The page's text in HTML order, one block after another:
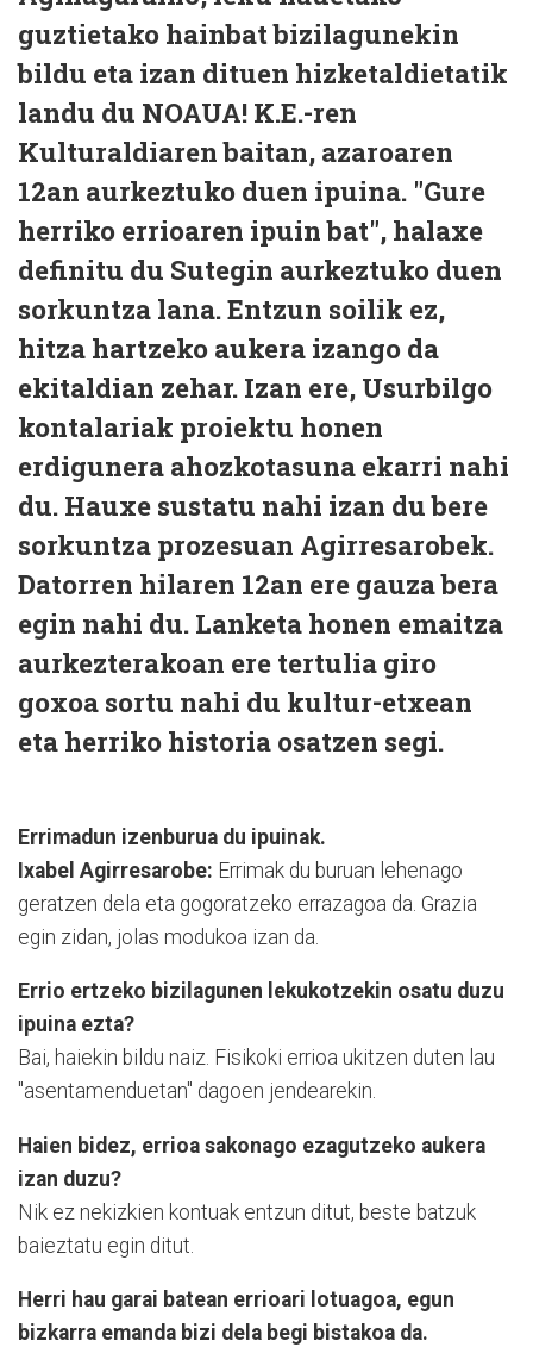
guztietako hainbat bizilagunekin
bildu eta izan dituen hizketaldietatik
landu du NOAUA! K.E.-ren
Kulturaldiaren baitan, azaroaren
12an aurkeztuko duen ipuina. "Gure
herriko errioaren ipuin bat", halaxe
definitu du Sutegin aurkeztuko duen
sorkuntza lana. Entzun soilik ez,
hitza hartzeko aukera izango da
ekitaldian zehar. Izan ere, Usurbilgo
kontalariak proiektu honen
erdigunera ahozkotasuna ekarri nahi
du. Hauxe sustatu nahi izan du bere
sorkuntza prozesuan Agirresarobek.
Datorren hilaren 12an ere gauza bera
egin nahi du. Lanketa honen emaitza
aurkezterakoan ere tertulia giro
goxoa sortu nahi du kultur-etxean
eta herriko historia osatzen segi.
Errimadun izenburua du ipuinak.
Ixabel Agirresarobe: Errimak du buruan lehenago
geratzen dela eta gogoratzeko errazagoa da. Grazia
egin zidan, jolas modukoa izan da.
Errio ertzeko bizilagunen lekukotzekin osatu duzu
ipuina ezta?
Bai, haiekin bildu naiz. Fisikoki errioa ukitzen duten lau
"asentamenduetan" dagoen jendearekin.
Haien bidez, errioa sakonago ezagutzeko aukera
izan duzu?
Nik ez nekizkien kontuak entzun ditut, beste batzuk
baieztatu egin ditut.
Herri hau garai batean errioari lotuagoa, egun
bizkarra emanda bizi dela begi bistakoa da.